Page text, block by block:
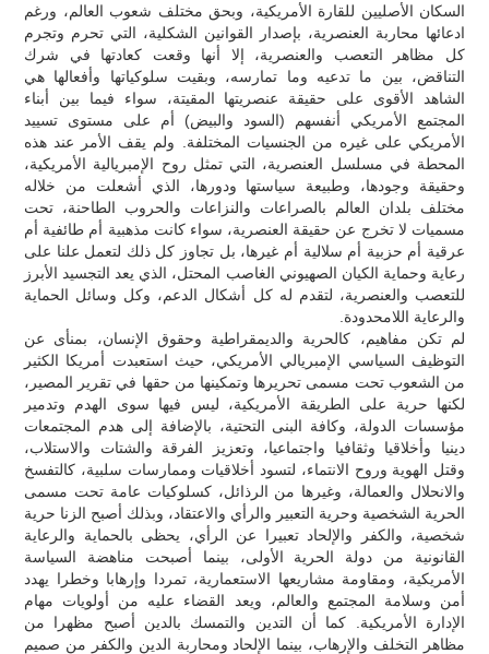
السكان الأصليين للقارة الأمريكية، وبحق مختلف شعوب العالم، ورغم
ادعائها محاربة العنصرية، بإصدار القوانين الشكلية، التي تحرم وتجرم
كل مظاهر التعصب والعنصرية، إلا أنها وقعت كعادتها في شرك
التناقض، بين ما تدعيه وما تمارسه، وبقيت سلوكياتها وأفعالها هي
الشاهد الأقوى على حقيقة عنصريتها المقيتة، سواء فيما بين أبناء
المجتمع الأمريكي أنفسهم (السود والبيض) أم على مستوى تسييد
الأمريكي على غيره من الجنسيات المختلفة. ولم يقف الأمر عند هذه
المحطة في مسلسل العنصرية، التي تمثل روح الإمبريالية الأمريكية،
وحقيقة وجودها، وطبيعة سياستها ودورها، الذي أشعلت من خلاله
مختلف بلدان العالم بالصراعات والنزاعات والحروب الطاحنة، تحت
مسميات لا تخرج عن حقيقة العنصرية، سواء كانت مذهبية أم طائفية أم
عرقية أم حزبية أم سلالية أم غيرها، بل تجاوز كل ذلك لتعمل علنا على
رعاية وحماية الكيان الصهيوني الغاصب المحتل، الذي يعد التجسيد الأبرز
للتعصب والعنصرية، لتقدم له كل أشكال الدعم، وكل وسائل الحماية
والرعاية اللامحدودة.
لم تكن مفاهيم، كالحرية والديمقراطية وحقوق الإنسان، بمنأى عن
التوظيف السياسي الإمبريالي الأمريكي، حيث استعبدت أمريكا الكثير
من الشعوب تحت مسمى تحريرها وتمكينها من حقها في تقرير المصير،
لكنها حرية على الطريقة الأمريكية، ليس فيها سوى الهدم وتدمير
مؤسسات الدولة، وكافة البنى التحتية، بالإضافة إلى هدم المجتمعات
دينيا وأخلاقيا وثقافيا واجتماعيا، وتعزيز الفرقة والشتات والاستلاب،
وقتل الهوية وروح الانتماء، لتسود أخلاقيات وممارسات سلبية، كالتفسخ
والانحلال والعمالة، وغيرها من الرذائل، كسلوكيات عامة تحت مسمى
الحرية الشخصية وحرية التعبير والرأي والاعتقاد، وبذلك أصبح الزنا حرية
شخصية، والكفر والإلحاد تعبيرا عن الرأي، يحظى بالحماية والرعاية
القانونية من دولة الحرية الأولى، بينما أصبحت مناهضة السياسة
الأمريكية، ومقاومة مشاريعها الاستعمارية، تمردا وإرهابا وخطرا يهدد
أمن وسلامة المجتمع والعالم، ويعد القضاء عليه من أولويات مهام
الإدارة الأمريكية. كما أن التدين والتمسك بالدين أصبح مظهرا من
مظاهر التخلف والإرهاب، بينما الإلحاد ومحاربة الدين والكفر من صميم